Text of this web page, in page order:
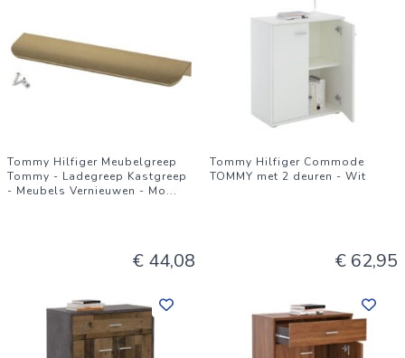
Tommy Hilfiger Meubelgreep
Tommy - Ladegreep Kastgreep
- Meubels Vernieuwen - Mo...
€ 44,08
Tommy Hilfiger Commode
TOMMY met 2 deuren - Wit
€ 62,95